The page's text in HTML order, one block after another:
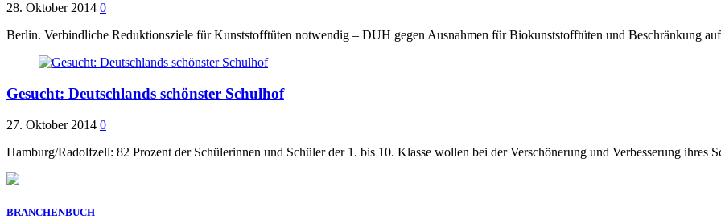
28. Oktober 2014 0
Berlin. Verbindliche Reduktionsziele für Kunststofftüten notwendig – DUH gegen Ausnahmen für Biokunststofftüten und Beschränkung
Gesucht: Deutschlands schönster Schulhof
27. Oktober 2014 0
Hamburg/Radolfzell: 82 Prozent der Schülerinnen und Schüler der 1. bis 10. Klasse wollen bei der Verschönerung und Verbesserung ihres
BRANCHENBUCH